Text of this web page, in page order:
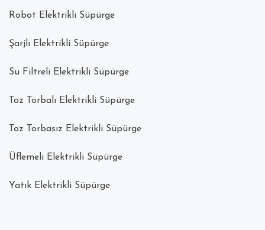
Robot Elektrikli Süpürge
Şarjlı Elektrikli Süpürge
Su Filtreli Elektrikli Süpürge
Toz Torbalı Elektrikli Süpürge
Toz Torbasız Elektrikli Süpürge
Üflemeli Elektrikli Süpürge
Yatık Elektrikli Süpürge